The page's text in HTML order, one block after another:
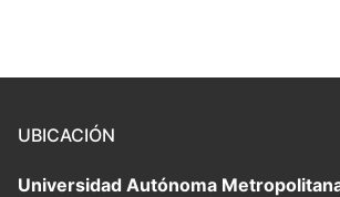
UBICACIÓN
Universidad Autónoma